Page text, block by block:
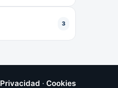
3
Privacidad · Cookies